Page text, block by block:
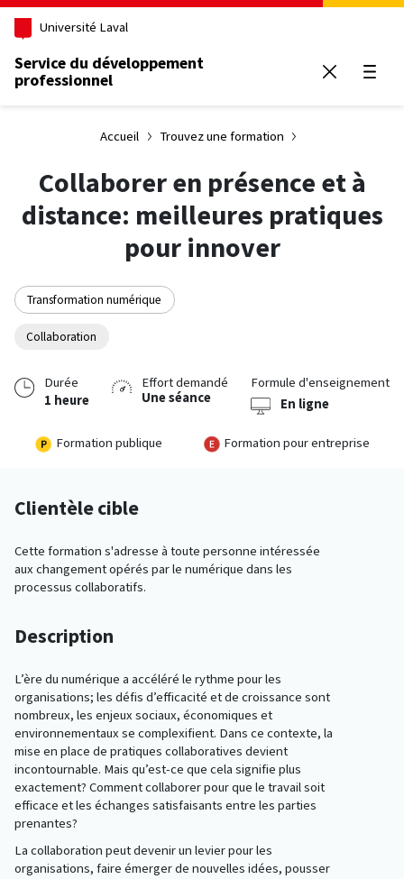
Aller au contenu principal
Université Laval
Service du développement
professionnel
Accueil Trouvez une formation
Collaborer en présence et à
distance: meilleures pratiques
pour innover
Transformation numérique
Collaboration
Durée
1 heure
Effort demandé
Une séance
Formule d'enseignement
En ligne
Formation publique Formation pour entreprise
Clientèle cible
Cette formation s'adresse à toute personne intéressée
aux changement opérés par le numérique dans les
processus collaboratifs.
Description
L’ère du numérique a accéléré le rythme pour les
organisations; les défis d’efficacité et de croissance sont
nombreux, les enjeux sociaux, économiques et
environnementaux se complexifient. Dans ce contexte, la
mise en place de pratiques collaboratives devient
incontournable. Mais qu’est-ce que cela signifie plus
exactement? Comment collaborer pour que le travail soit
efficace et les échanges satisfaisants entre les parties
prenantes?
La collaboration peut devenir un levier pour les
organisations, faire émerger de nouvelles idées, pousser